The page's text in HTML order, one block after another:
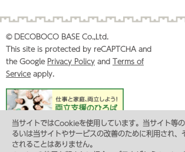
© DECOBOCO BASE Co.,Ltd.
This site is protected by reCAPTCHA and
the Google Privacy Policy and Terms of
Serviceapply.
プライバシーポリシー コンプライアンス
サイトマップ
カスタマーハラスメントに対する基本方針
当サイトではCookieを使用しています。当サイト等
るいは当サイトやサービスの改善のために利用され、
されることはありません。